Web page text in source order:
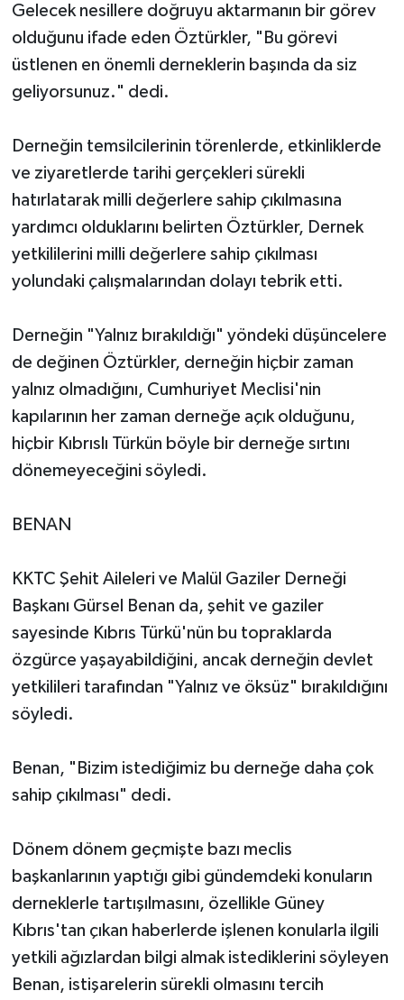
Gelecek nesillere doğruyu aktarmanın bir görev
olduğunu ifade eden Öztürkler, "Bu görevi
üstlenen en önemli derneklerin başında da siz
geliyorsunuz." dedi.
Derneğin temsilcilerinin törenlerde, etkinliklerde
ve ziyaretlerde tarihi gerçekleri sürekli
hatırlatarak milli değerlere sahip çıkılmasına
yardımcı olduklarını belirten Öztürkler, Dernek
yetkililerini milli değerlere sahip çıkılması
yolundaki çalışmalarından dolayı tebrik etti.
Derneğin "Yalnız bırakıldığı" yöndeki düşüncelere
de değinen Öztürkler, derneğin hiçbir zaman
yalnız olmadığını, Cumhuriyet Meclisi'nin
kapılarının her zaman derneğe açık olduğunu,
hiçbir Kıbrıslı Türkün böyle bir derneğe sırtını
dönemeyeceğini söyledi.
BENAN
KKTC Şehit Aileleri ve Malül Gaziler Derneği
Başkanı Gürsel Benan da, şehit ve gaziler
sayesinde Kıbrıs Türkü'nün bu topraklarda
özgürce yaşayabildiğini, ancak derneğin devlet
yetkilileri tarafından "Yalnız ve öksüz" bırakıldığını
söyledi.
Benan, "Bizim istediğimiz bu derneğe daha çok
sahip çıkılması" dedi.
Dönem dönem geçmişte bazı meclis
başkanlarının yaptığı gibi gündemdeki konuların
derneklerle tartışılmasını, özellikle Güney
Kıbrıs'tan çıkan haberlerde işlenen konularla ilgili
yetkili ağızlardan bilgi almak istediklerini söyleyen
Benan, istişarelerin sürekli olmasını tercih